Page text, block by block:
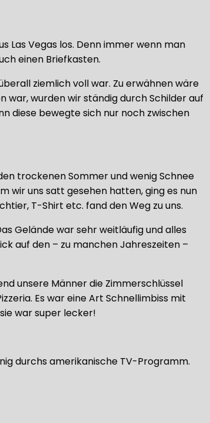
Las Vegas los. Denn immer wenn man
einen Briefkasten.
ziemlich voll war. Zu erwähnen wäre
wurden wir ständig durch Schilder auf
diese bewegte sich nur noch zwischen
trockenen Sommer und wenig Schnee
wir uns satt gesehen hatten, ging es nun
T-Shirt etc. fand den Weg zu uns.
Gelände war sehr weitläufig und alles
auf den – zu manchen Jahreszeiten –
unsere Männer die Zimmerschlüssel
Es war eine Art Schnellimbiss mit
war super lecker!
durchs amerikanische TV-Programm.